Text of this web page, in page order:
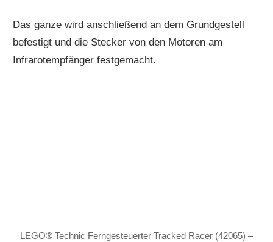
Das ganze wird anschließend an dem Grundgestell
befestigt und die Stecker von den Motoren am
Infrarotempfänger festgemacht.
LEGO® Technic Ferngesteuerter Tracked Racer (42065) –